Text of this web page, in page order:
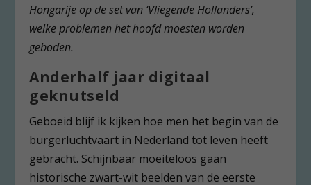
Hongarije op de set van ‘Vliegende Hollanders’,
welke problemen het hoofd moesten worden
geboden.
Anderhalf jaar digitaal
geknutseld
Geboeid blijf ik kijken hoe men het begin van de
burgerluchtvaart in Nederland tot leven heeft
gebracht. Schijnbaar moeiteloos gaan
historische zwart-wit beelden van de eerste